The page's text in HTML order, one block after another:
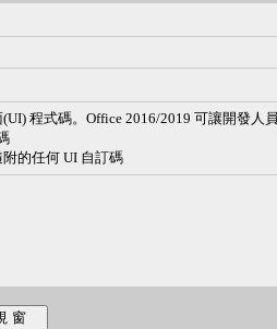
程式碼。Office 2016/2019 可讓開發人
的任何 UI 自訂碼